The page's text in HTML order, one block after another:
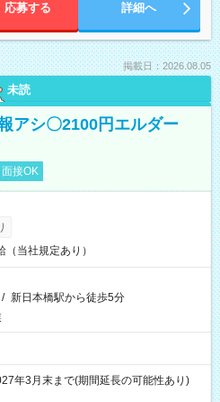
応募する 詳細へ
掲載日：2026.08.05
未読
アシ〇2100円エルダー
接OK
当社規定あり）
/ 新日本橋駅から徒歩5分
年3月末まで(期間延長の可能性あり)